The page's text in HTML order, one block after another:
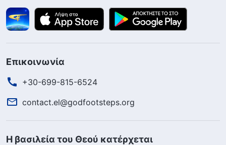
Επικοινωνία
+30-699-815-6524
contact.el@godfootsteps.org
Η βασιλεία του Θεού κατέρχεται